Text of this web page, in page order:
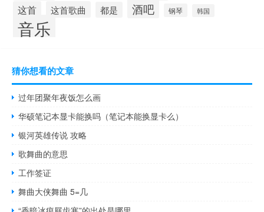
这首 这首歌曲 都是 酒吧 钢琴 韩国
音乐
猜你想看的文章
过年团聚年夜饭怎么画
华硕笔记本显卡能换吗（笔记本能换显卡么）
银河英雄传说 攻略
歌舞曲的意思
工作签证
舞曲大侠舞曲 5=几